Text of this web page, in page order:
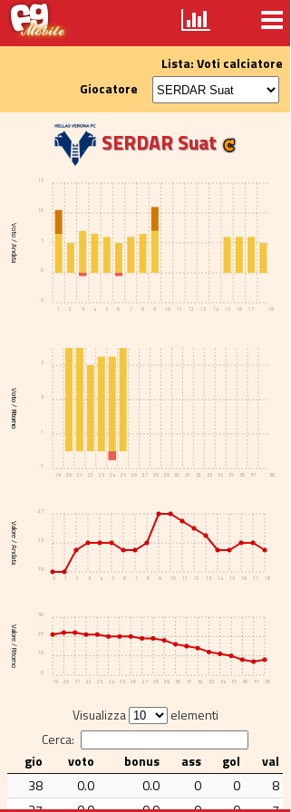
Lista: Voti calciatore
Giocatore
SERDAR Suat
Voto / Andata
1 2 3 4 5 6 7 8 9 10 11 12 13 14 15 16 17 18
-5
0
5
10
15
Voto / Ritorno
19 20 21 22 23 24 25 26 27 28 29 30 31 32 33 34 35 36 37 38
-1
1
3
5
Valore / Andata
0 1 2 3 4 5 6 7 8 9 10 11 12 13 14 15 16 17 18
19
23
27
Valore / Ritorno
19 20 21 22 23 24 25 26 27 28 29 30 31 32 33 34 35 36 37 38
0
10
20
30
Visualizza
elementi
Cerca:
gio
voto bonus ass gol
val
38
0.0 0.0 0 0
8